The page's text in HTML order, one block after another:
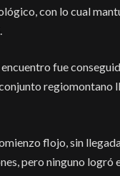
con lo cual
fue
regiomontano
flojo, sin
pero ninguno